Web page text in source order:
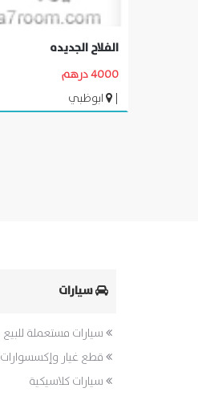
الفلاح الجديده
4000 درهم
|
ابوظبي
سيارات
سيارات مستعملة للبيع
قطع غيار وإكسسوارات
سيارات كلاسيكية